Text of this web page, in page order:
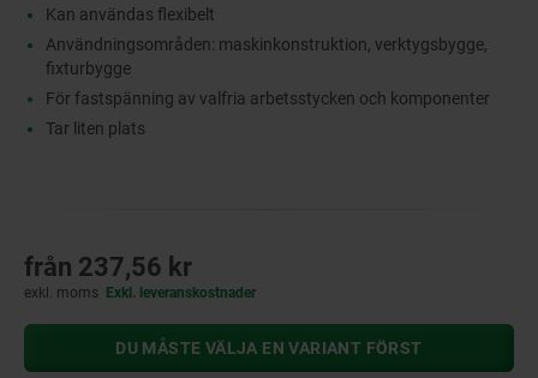
Kan användas flexibelt
Användningsområden: maskinkonstruktion, verktygsbygge,
fixturbygge
För fastspänning av valfria arbetsstycken och komponenter
Tar liten plats
från 237,56 kr
exkl. moms Exkl. leveranskostnader
DU MÅSTE VÄLJA EN VARIANT FÖRST